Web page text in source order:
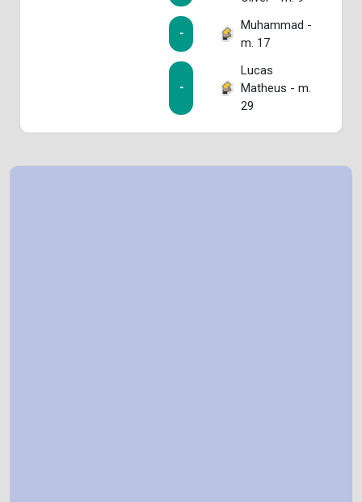
-
Muhammad -
m. 17
-
Lucas
Matheus - m.
29